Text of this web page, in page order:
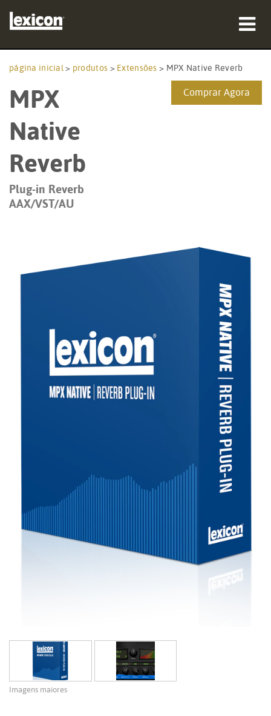
onde comprar
formação
assistência
Idioma/Região
página inicial > produtos > Extensões > MPX Native Reverb
MPX
Native
Reverb
Plug-in Reverb
AAX/VST/AU
Comprar Agora
Imagens maiores